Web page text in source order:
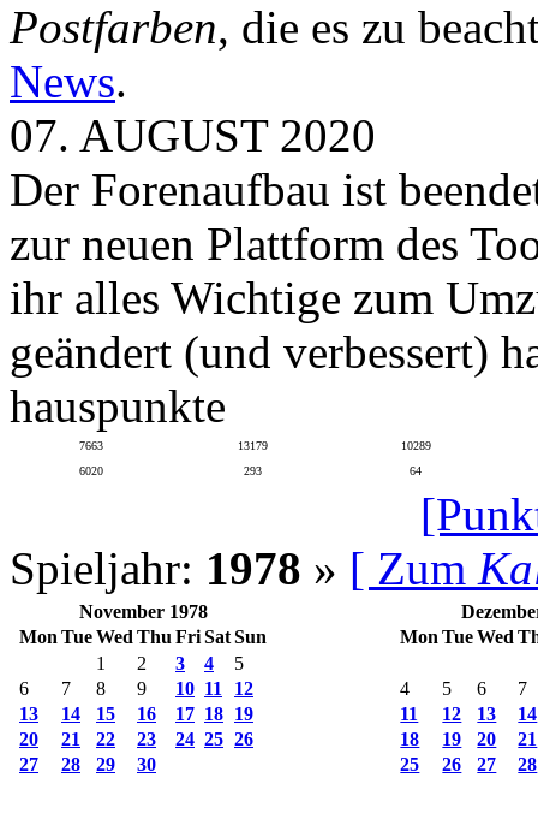
Postfarben, die es zu
News.
07. AUGUST 2020
Der Forenaufbau ist
zur neuen Plattform des
ihr alles Wichtige zum
geändert (und verbessert)
hauspunkte
7663 13179
10289
6020
293 64
Spieljahr: 1978 » [ Zum
November 1978
Mon TueWed Thu FriSatSun
1
2 3 4
5
6
7 8 9 10 11
12
13
14 15 16 17 18 19
20
21 22 23 24 25 26
27
28 29 30
Mon TueWed
4 5 6
7
11
12 13
14
18
19 20
21
25
26 27 28